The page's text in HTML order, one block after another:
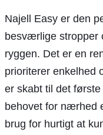
Najell Easy er den
besværlige stropper
ryggen. Det er en
prioriterer enkelhed
er skabt til det
behovet for nærhed
brug for hurtigt at